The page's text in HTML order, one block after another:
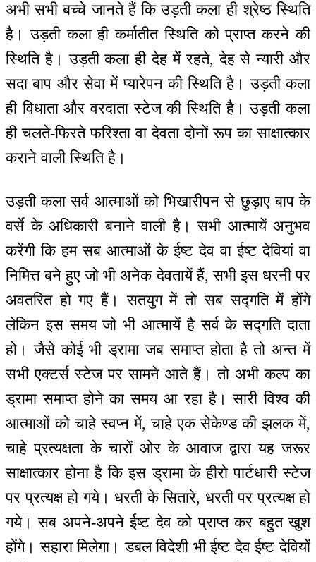
अभी सभी बच्चे जानते हैं कि उड़ती कला ही श्रेष्ठ स्थिति
है। उड़ती कला ही कर्मातीत स्थिति को प्राप्त करने की
स्थिति है। उड़ती कला ही देह में रहते, देह से न्यारी और
सदा बाप और सेवा में प्यारेपन की स्थिति है। उड़ती कला
ही विधाता और वरदाता स्टेज की स्थिति है। उड़ती कला
ही चलते-फिरते फरिश्ता वा देवता दोनों रूप का साक्षात्कार
कराने वाली स्थिति है।
उड़ती कला सर्व आत्माओं को भिखारीपन से छुड़ाए बाप के
वर्से के अधिकारी बनाने वाली है। सभी आत्मायें अनुभव
करेंगी कि हम सब आत्माओं के ईष्ट देव वा ईष्ट देवियां वा
निमित्त बने हुए जो भी अनेक देवतायें हैं, सभी इस धरनी पर
अवतरित हो गए हैं। सतयुग में तो सब सद्गति में होंगे
लेकिन इस समय जो भी आत्मायें है सर्व के सद्गति दाता
हो। जैसे कोई भी ड्रामा जब समाप्त होता है तो अन्त में
सभी एक्टर्स स्टेज पर सामने आते हैं। तो अभी कल्प का
ड्रामा समाप्त होने का समय आ रहा है। सारी विश्व की
आत्माओं को चाहे स्वप्न में, चाहे एक सेकेण्ड की झलक में,
चाहे प्रत्यक्षता के चारों ओर के आवाज द्वारा यह जरूर
साक्षात्कार होना है कि इस ड्रामा के हीरो पार्टधारी स्टेज
पर प्रत्यक्ष हो गये। धरती के सितारे, धरती पर प्रत्यक्ष हो
गये। सब अपने-अपने ईष्ट देव को प्राप्त कर बहुत खुश
होंगे। सहारा मिलेगा। डबल विदेशी भी ईष्ट देव ईष्ट देवियों